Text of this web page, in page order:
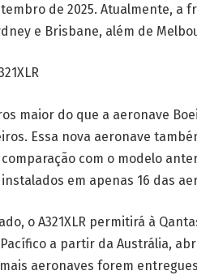
de 2025. Atualmente, a
e Brisbane, além de
maior do que a aeronave
Essa nova aeronave
com o modelo
em apenas 16 das
o A321XLR permitirá à
a partir da Austrália,
aeronaves forem